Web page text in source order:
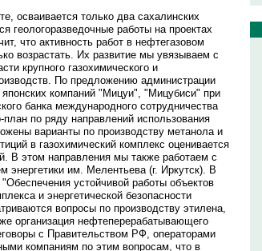
осваивается только два сахалинских
геологоразведочные работы на проектах
что активность работ в нефтегазовом
возрастать. Их развитие мы увязываем с
крупного газохимического и
По предложению администрации
японских компаний "Мицуи", "Мицубиси" при
банка международного сотрудничества
по ряду направлений использования
варианты по производству метанола и
в газохимический комплекс оценивается
В этом направления мы также работаем с
энергетики им. Мелентьева (г. Иркутск). В
устойчивой работы объектов
и энергетической безопасности
вопросы по производству этилена,
организация нефтеперерабатывающего
с Правительством РФ, операторами
компаниям по этим вопросам, что в